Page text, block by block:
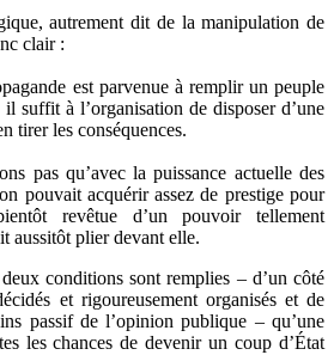
autrement dit de la manipulation de
clair :
est parvenue à remplir un peuple
suffit à l’organisation de disposer d’une
tirer les conséquences.
pas qu’avec la puissance actuelle des
pouvait acquérir assez de prestige pour
revêtue d’un pouvoir tellement
aussitôt plier devant elle.
conditions sont remplies – d’un côté
et rigoureusement organisés et de
passif de l’opinion publique – qu’une
les chances de devenir un coup d’État